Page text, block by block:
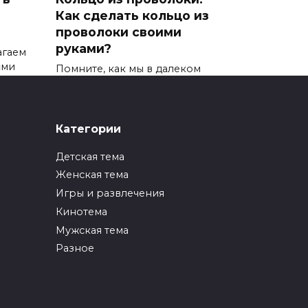
Как сделать кольцо из
проволоки своими
руками?
Помните, как мы в далеком
Птичка из бумаги. Как
сделать птичку из
бумаги для детей?
Детские поделки всегда
должны отличаться своей
Категории
Детская тема
Женская тема
Игры и развлечения
Кинотема
Мужская тема
Разное